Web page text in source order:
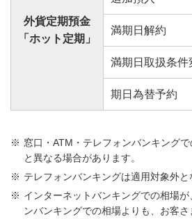
外貨定期預金
「ホット定期」
満期日解約
満期日取扱条件
期日為替予約
窓口・ATM・テレフォンバンキング
と異なる場合があります。
テレフォンバンキングは適用対象外と
インターネットバンキングでの相場
ンバンキングでの相場よりも、お客